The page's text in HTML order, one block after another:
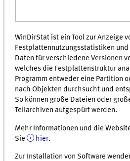
WinDirStat ist ein Tool zur Anzeige
Festplattennutzungsstatistiken und
Daten für verschiedene Versionen
welches die Festplattenstruktur
Programm entweder eine Partition
nach Objekten durchsucht und
So können große Dateien oder
Teilarchiven aufgespürt werden.
Mehr Informationen und die
Sie
hier.
Zur Installation von Software